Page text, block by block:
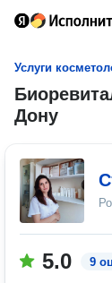
Услуги
Дону
5.0 9